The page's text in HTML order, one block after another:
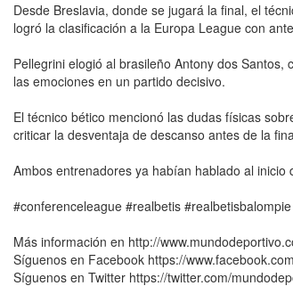
Desde Breslavia, donde se jugará la final, el
logró la clasificación a la Europa League con
Pellegrini elogió al brasileño Antony dos
las emociones en un partido decisivo.
El técnico bético mencionó las dudas físicas
criticar la desventaja de descanso antes de la
Ambos entrenadores ya habían hablado al
#conferenceleague #realbetis
Más información en http://
Síguenos en Facebook https://
Síguenos en Twitter https://twitter.com/